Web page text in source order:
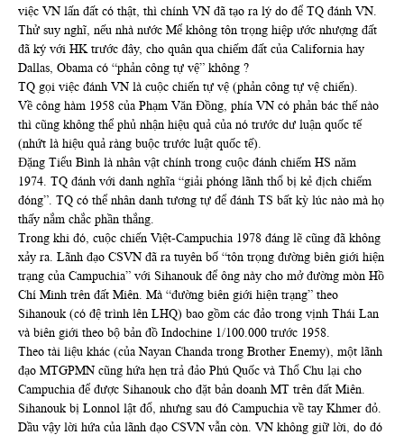
việc VN lấn đất có thật, thì chính VN đã tạo ra lý do để TQ đánh VN.
Thử suy nghĩ, nếu nhà nước Mể không tôn trọng hiệp ước nhượng đất
đã ký với HK trước đây, cho quân qua chiếm đất của California hay
Dallas, Obama có “phản công tự vệ” không ?
TQ gọi việc đánh VN là cuộc chiến tự vệ (phản công tự vệ chiến).
Về công hàm 1958 của Phạm Văn Đồng, phía VN có phản bác thế nào
thì cũng không thể phủ nhận hiệu quả của nó trước dư luận quốc tế
(nhứt là hiệu quả ràng buộc trước luật quốc tế).
Đặng Tiểu Bình là nhân vật chính trong cuộc đánh chiếm HS năm
1974. TQ đánh với danh nghĩa “giải phóng lãnh thổ bị kẻ địch chiếm
đóng”. TQ có thể nhân danh tương tự để đánh TS bất kỳ lúc nào mà họ
thấy nắm chắc phần thắng.
Trong khi đó, cuộc chiến Việt-Campuchia 1978 đáng lẽ cũng đã không
xảy ra. Lãnh đạo CSVN đã ra tuyên bố “tôn trọng đường biên giới hiện
trạng của Campuchia” với Sihanouk để ông này cho mở đường mòn Hồ
Chí Minh trên đất Miên. Mà “đường biên giới hiện trạng” theo
Sihanouk (có đệ trình lên LHQ) bao gồm các đảo trong vịnh Thái Lan
và biên giới theo bộ bản đồ Indochine 1/100.000 trước 1958.
Theo tài liệu khác (của Nayan Chanda trong Brother Enemy), một lãnh
đạo MTGPMN cũng hứa hẹn trả đảo Phú Quốc và Thổ Chu lại cho
Campuchia để được Sihanouk cho đặt bản doanh MT trên đất Miên.
Sihanouk bị Lonnol lật đổ, nhưng sau đó Campuchia về tay Khmer đỏ.
Dầu vậy lời hứa của lãnh đạo CSVN vẫn còn. VN không giữ lời, do đó